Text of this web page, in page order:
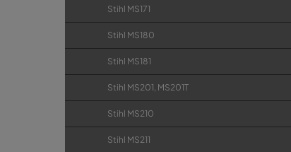
Stihl MS171
Stihl MS180
Stihl MS181
Stihl MS201, MS201T
Stihl MS210
Stihl MS211